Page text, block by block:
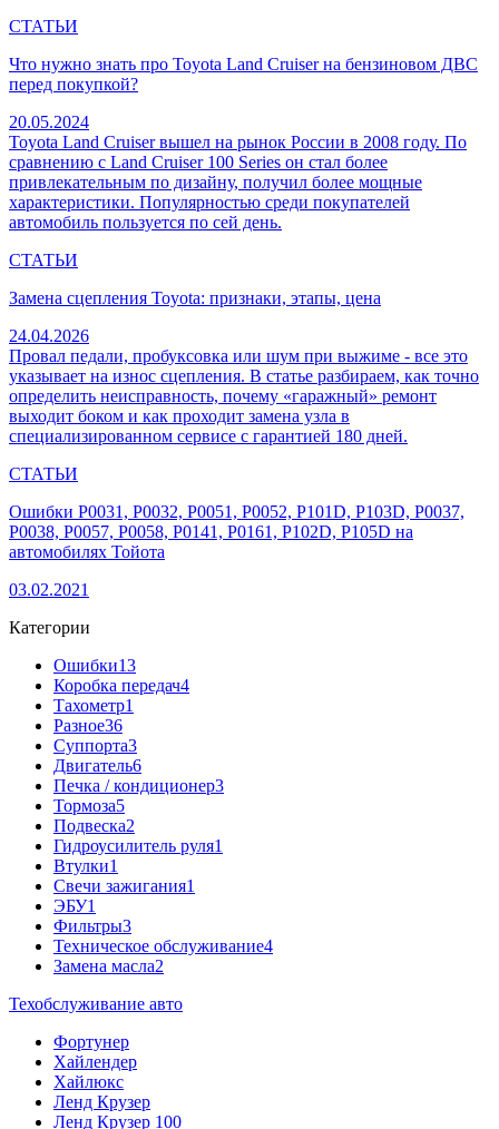
СТАТЬИ
Что нужно знать про Toyota Land Cruiser на бензиновом ДВС
перед покупкой?
20.05.2024
Toyota Land Cruiser вышел на рынок России в 2008 году. По
сравнению с Land Cruiser 100 Series он стал более
привлекательным по дизайну, получил более мощные
характеристики. Популярностью среди покупателей
автомобиль пользуется по сей день.
СТАТЬИ
Замена сцепления Toyota: признаки, этапы, цена
24.04.2026
Провал педали, пробуксовка или шум при выжиме - все это
указывает на износ сцепления. В статье разбираем, как точно
определить неисправность, почему «гаражный» ремонт
выходит боком и как проходит замена узла в
специализированном сервисе с гарантией 180 дней.
СТАТЬИ
Ошибки P0031, P0032, P0051, P0052, P101D, P103D, P0037,
P0038, P0057, P0058, P0141, P0161, P102D, P105D на
автомобилях Тойота
03.02.2021
Категории
Ошибки13
Коробка передач4
Тахометр1
Разное36
Cуппорта3
Двигатель6
Печка / кондиционер3
Тормоза5
Подвеска2
Гидроусилитель руля1
Втулки1
Свечи зажигания1
ЭБУ1
Фильтры3
Техническое обслуживание4
Замена масла2
Техобслуживание авто
Фортунер
Хайлендер
Хайлюкс
Ленд Крузер
Ленд Крузер 100